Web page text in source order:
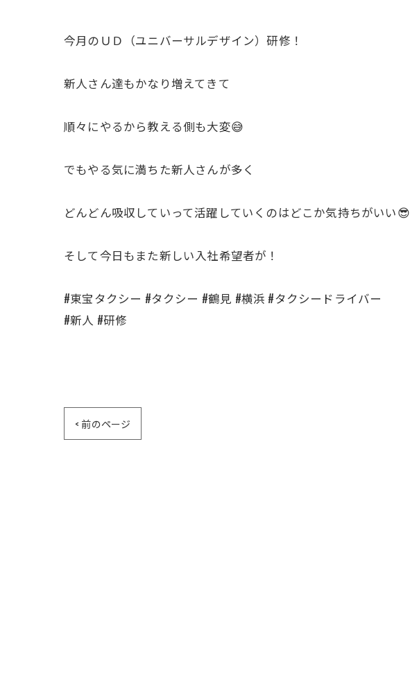
今月のＵＤ（ユニバーサルデザイン）研修！
新人さん達もかなり増えてきて
順々にやるから教える側も大変😅
でもやる気に満ちた新人さんが多く
どんどん吸収していって活躍していくのはどこか気持ちがいい😎
そして今日もまた新しい入社希望者が！
#東宝タクシー #タクシー #鶴見 #横浜 #タクシードライバー
#新人 #研修
< 前のページ